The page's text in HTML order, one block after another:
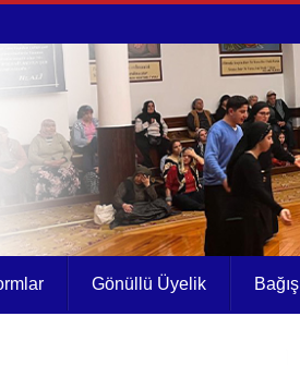
Gönüllü Üyelik Bağış